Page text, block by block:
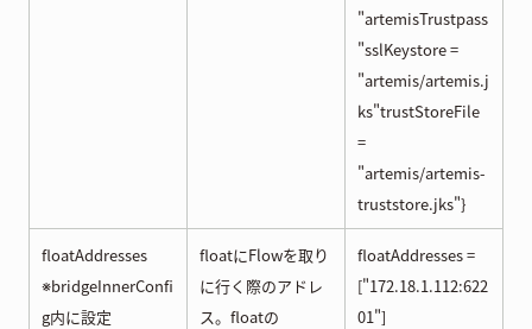
"artemisTrustpass
"sslKeystore =
"artemis/artemis.j
ks"trustStoreFile
=
"artemis/artemis-
truststore.jks"}
floatAddresses
※bridgeInnerConfi
g内に設定
floatにFlowを取り
に行く際のアドレ
ス。floatの
floatAddresses =
["172.18.1.112:622
01"]